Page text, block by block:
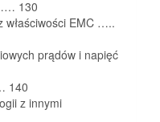
130
właściwości EMC …..
prądów i napięć
140
z innymi